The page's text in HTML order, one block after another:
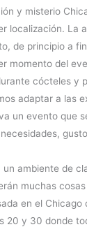
y misterio
localización. La
de principio a
momento del
cócteles y
adaptar a las
un evento que
ambiente de
muchas
en el Chicago
20 y 30 donde